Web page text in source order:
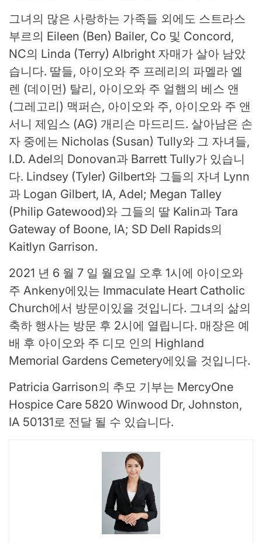
그녀의 많은 사랑하는 가족들 외에도 스트라스
부르의 Eileen (Ben) Bailer, Co 및 Concord,
NC의 Linda (Terry) Albright 자매가 살아 남았
습니다. 딸들, 아이오와 주 프레리의 파멜라 엘
렌 (데이먼) 탈리, 아이오와 주 얼햄의 베스 앤
(그레고리) 맥퍼슨, 아이오와 주, 아이오와 주 앤
서니 제임스 (AG) 개리슨 마드리드. 살아남은 손
자 중에는 Nicholas (Susan) Tully와 그 자녀들,
I.D. Adel의 Donovan과 Barrett Tully가 있습니
다. Lindsey (Tyler) Gilbert와 그들의 자녀 Lynn
과 Logan Gilbert, IA, Adel; Megan Talley
(Philip Gatewood)와 그들의 딸 Kalin과 Tara
Gateway of Boone, IA; SD Dell Rapids의
Kaitlyn Garrison.
2021 년 6 월 7 일 월요일 오후 1시에 아이오와
주 Ankeny에있는 Immaculate Heart Catholic
Church에서 방문이있을 것입니다. 그녀의 삶의
축하 행사는 방문 후 2시에 열립니다. 매장은 예
배 후 아이오와 주 디모 인의 Highland
Memorial Gardens Cemetery에있을 것입니다.
Patricia Garrison의 추모 기부는 MercyOne
Hospice Care 5820 Winwood Dr, Johnston,
IA 50131로 전달 될 수 있습니다.